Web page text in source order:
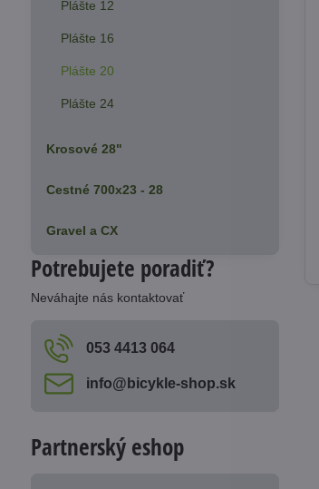
Potrebujete poradiť?
Neváhajte nás kontaktovať
053 4413 064
info​@bicykle-shop​.sk
Partnerský eshop
Plášte 12
Plášte 16
Plášte 20
Plášte 24
Krosové 28"
Cestné 700x23 - 28
Gravel a CX